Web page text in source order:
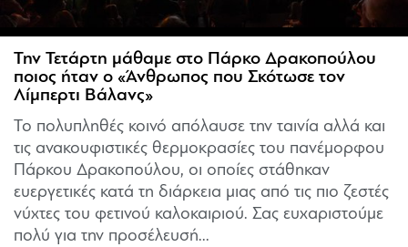
Την Τετάρτη μάθαμε στο Πάρκο Δρακοπούλου
ποιος ήταν ο «Άνθρωπος που Σκότωσε τον
Λίμπερτι Βάλανς»
Το πολυπληθές κοινό απόλαυσε την ταινία αλλά και
τις ανακουφιστικές θερμοκρασίες του πανέμορφου
Πάρκου Δρακοπούλου, οι οποίες στάθηκαν
ευεργετικές κατά τη διάρκεια μιας από τις πιο ζεστές
νύχτες του φετινού καλοκαιριού. Σας ευχαριστούμε
πολύ για την προσέλευσή...